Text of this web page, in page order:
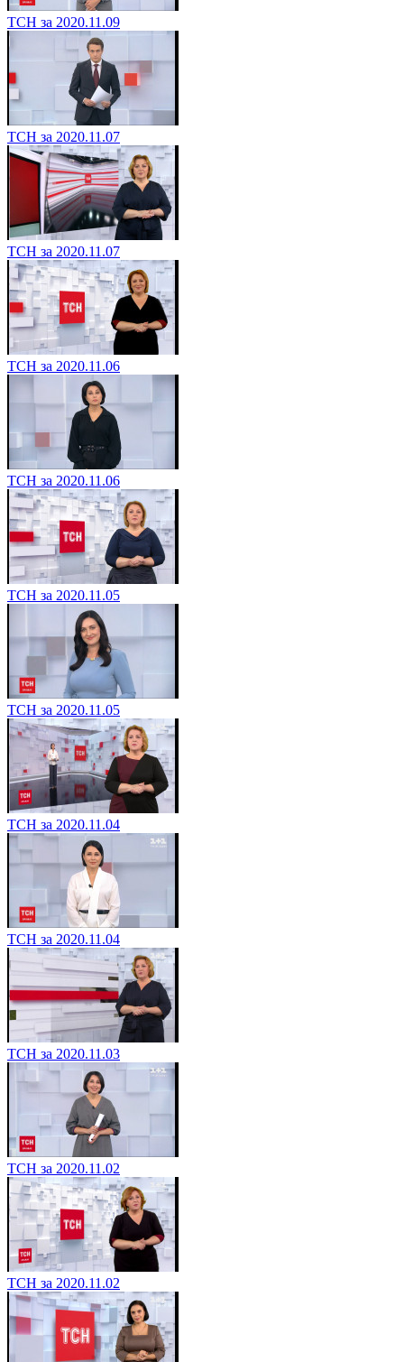
ТСН за 2020.11.09
ТСН за 2020.11.07
ТСН за 2020.11.07
ТСН за 2020.11.06
ТСН за 2020.11.06
ТСН за 2020.11.05
ТСН за 2020.11.05
ТСН за 2020.11.04
ТСН за 2020.11.04
ТСН за 2020.11.03
ТСН за 2020.11.02
ТСН за 2020.11.02